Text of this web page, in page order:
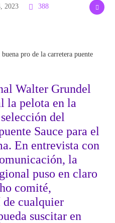
2023 388
pro de la carretera puente
Walter Grundel
la pelota en la
del
Sauce para el
En entrevista con
la
puso en claro
comité,
de cualquier
suscitar en